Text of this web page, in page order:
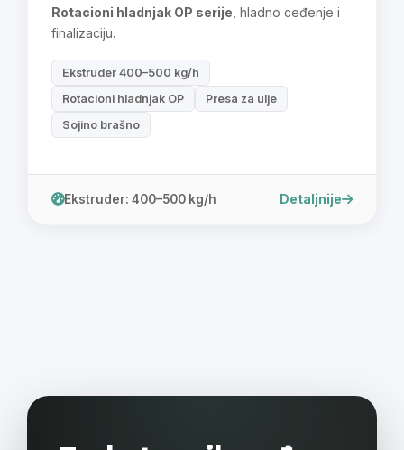
Rotacioni hladnjak OP serije , hladno ceđenje i
finalizaciju.
Ekstruder 400–500 kg/h
Rotacioni hladnjak OP
Presa za ulje
Sojino brašno
Ekstruder: 400–500 kg/h Detaljnije